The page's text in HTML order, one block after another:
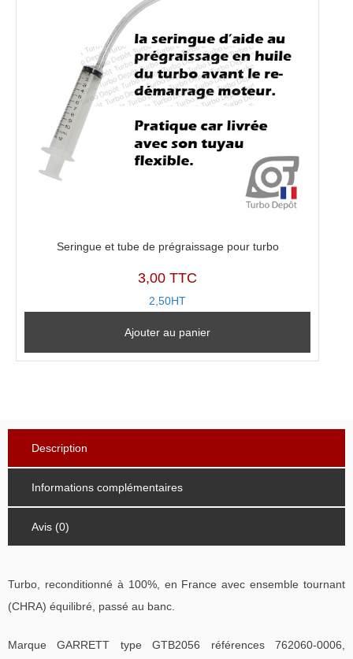
Seringue et tube de prégraissage pour turbo
3,00 TTC
2,50HT
Ajouter au panier
Description
Informations complémentaires
Avis (0)
Turbo, reconditionné à 100%, en France avec ensemble tournant
(CHRA) équilibré, passé au banc.
Marque GARRETT type GTB2056 références 762060-0006,